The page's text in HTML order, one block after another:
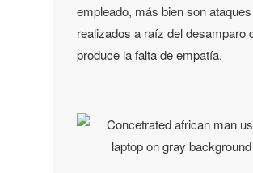
empleado, más bien son ataques
realizados a raíz del desamparo
produce la falta de empatía.